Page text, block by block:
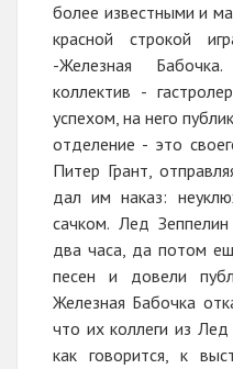
более известными и
красной строкой
-Железная
коллектив -
успехом, на него
отделение - это
Питер Грант,
дал им наказ:
сачком. Лед
два часа, да потом
песен и довели
Железная Бабочка
что их коллеги из
как говорится, к